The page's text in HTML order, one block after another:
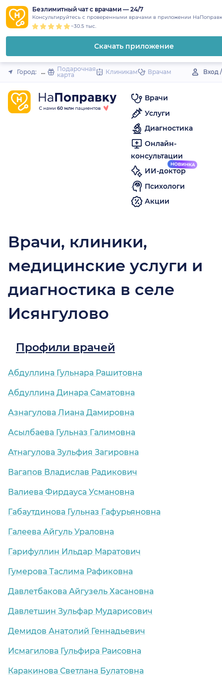
to
content
Безлимитный чат с врачами — 24/7
Консультируйтесь с проверенными врачами в приложении
~30.5 тыс.
Скачать приложение
Закрыть
Город: Исянгулово (село)
Подарочная
карта
Клиникам Врачам Вход
Врачи
Услуги
Диагностика
Онлайн-
консультации
ИИ-доктор
Психологи
Акции
Врачи, клиники,
медицинские услуги и
диагностика в селе
Исянгулово
Профили врачей
Абдуллина Гульнара Рашитовна
Абдуллина Динара Саматовна
Азнагулова Лиана Дамировна
Асылбаева Гульназ Галимовна
Атнагулова Зульфия Загировна
Вагапов Владислав Радикович
Валиева Фирдауса Усмановна
Габаутдинова Гульназ Гафурьяновна
Галеева Айгуль Ураловна
Гарифуллин Ильдар Маратович
Гумерова Таслима Рафиковна
Давлетбакова Айгузель Хасановна
Давлетшин Зульфар Мударисович
Демидов Анатолий Геннадьевич
Исмагилова Гульфира Раисовна
Каракинова Светлана Булатовна